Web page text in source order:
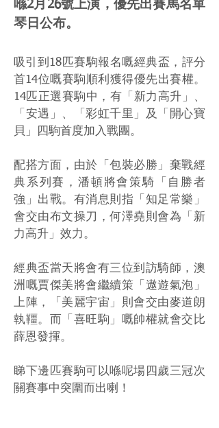
喺2月26號上演，優先出賽馬名單
琴日公布。
吸引到18匹賽駒報名嘅經典盃，評分
首14位嘅賽駒順利獲得優先出賽權。
14匹正選賽駒中，有「新力高升」、
「安遇」、「彩虹千里」及「開心寶
貝」四駒首度加入戰團。
配搭方面，由於「包裝必勝」棄戰經
典系列賽，潘頓將會策騎「自勝者
強」出戰。有消息則指「知足常樂」
會交由布文操刀，何澤堯則會為「新
力高升」效力。
經典盃當天將會有三位到訪騎師，澳
洲嘅賈傑美將會繼續策「遨遊氣泡」
上陣，「美麗宇宙」則會交由麥道朗
執韁。而「喜旺駒」嘅帥權就會交比
薛恩發揮。
睇下邊匹賽駒可以喺呢場四歲三冠次
關賽事中突圍而出喇！